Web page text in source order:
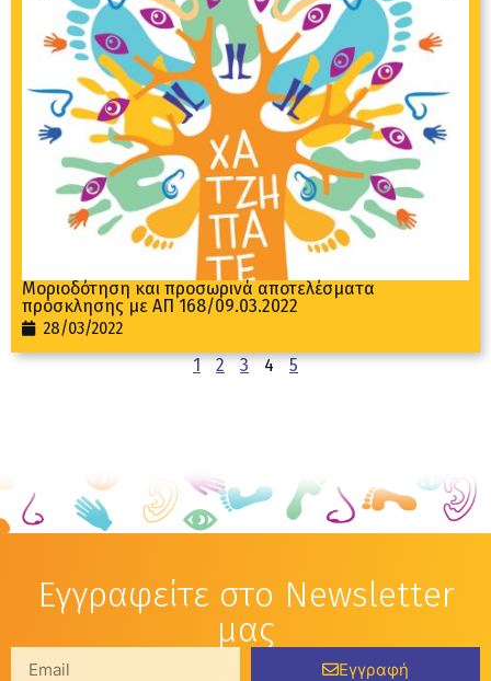
Μοριοδότηση και προσωρινά αποτελέσματα
πρόσκλησης με ΑΠ 168/09.03.2022
28/03/2022
1
2 3 4 5
Εγγραφείτε στο Newsletter
μας
Εγγραφή